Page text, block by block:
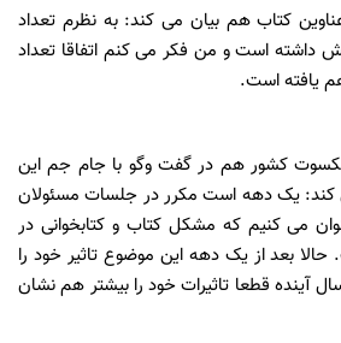
کتاب هم بیان می کند: به نظرم تعداد
داشته است و من فکر می کنم اتفاقا تعداد
یافته است.
کشور هم در گفت وگو با جام جم این
کند: یک دهه است مکرر در جلسات مسئولان
می کنیم که مشکل کتاب و کتابخوانی در
بعد از یک دهه این موضوع تاثیر خود را
آینده قطعا تاثیرات خود را بیشتر هم نشان